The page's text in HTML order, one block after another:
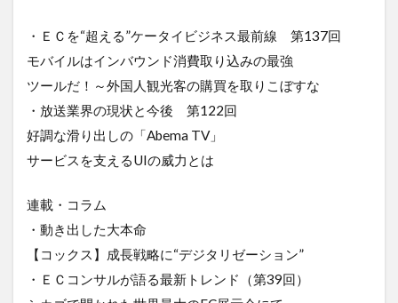
・ＥＣを“超える”ケータイビジネス最前線 第137回
モバイルはインバウンド消費取り込みの最強
ツールだ！～外国人観光客の購買を取りこぼすな
・放送業界の現状と今後 第122回
好調な滑り出しの「Abema TV」
サービスを支えるUIの威力とは
連載・コラム
・動き出した大本命
【コックス】成長戦略に“デジタリゼーション”
・ＥＣコンサルが語る最新トレンド（第39回）